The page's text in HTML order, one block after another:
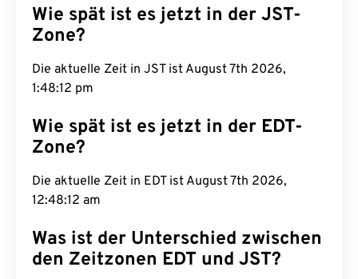
Wie spät ist es jetzt in der JST-
Zone?
Die aktuelle Zeit in JST ist August 7th 2026,
1:48:13 pm
Wie spät ist es jetzt in der EDT-
Zone?
Die aktuelle Zeit in EDT ist August 7th 2026,
12:48:13 am
Was ist der Unterschied zwischen
den Zeitzonen EDT und JST?